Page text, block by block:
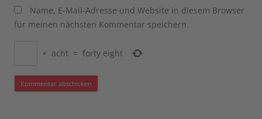
Name, E-Mail-Adresse und Website in diesem Browser
für meinen nächsten Kommentar speichern.
× acht = forty eight